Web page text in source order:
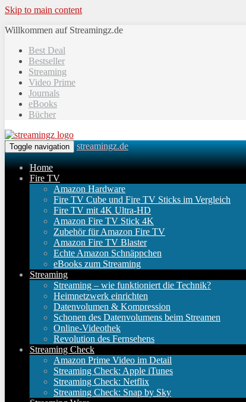
Skip to main content
Willkommen auf Streamingz.de
Best Deal
Bestseller
Streaming
Video Prime
Journals
eBooks
Bücher
Toggle navigation streamingz.de
Home
Fire TV
Amazon Hardware
Fire TV Cube und Fire TV Sticks im Vergleich
Fire TV mit 4K Ultra-HD
Amazon Fire TV Stick 4K
Zubehör für Amazon Fire TV
Amazon Fire TV Blaster
Echte Amazon Schnäppchen
eBooks zum Streaming
Streaming
Streaming – wie funktioniert die Technik?
Heimnetzwerk einrichten
Datenvolumen & Kompression
Schonen des Datenvolumens beim Streamen
Online-Videothek
Revolution des Fernsehens
Streaming Check
Amazon Prime Video im Detail
Streaming Check: Apple iTunes
Streaming Check: Netflix
Streaming Check: Snap by Sky